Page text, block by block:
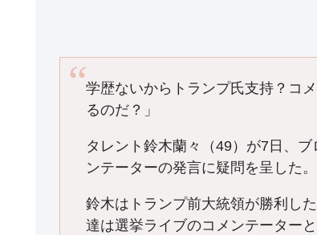
学歴ないからトランプ氏支持？コ
るのだ？」
タレント鈴木蘭々（49）が7日、
ンテーターの発言に疑問を呈した。
鈴木はトランプ前大統領が勝利し
達は選挙ライブのコメンテーター